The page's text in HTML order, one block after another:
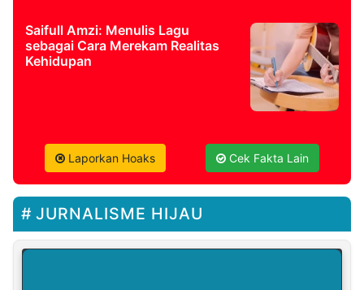
Saifull Amzi: Menulis Lagu
sebagai Cara Merekam Realitas
Kehidupan
Laporkan Hoaks Cek Fakta Lain
JURNALISME HIJAU